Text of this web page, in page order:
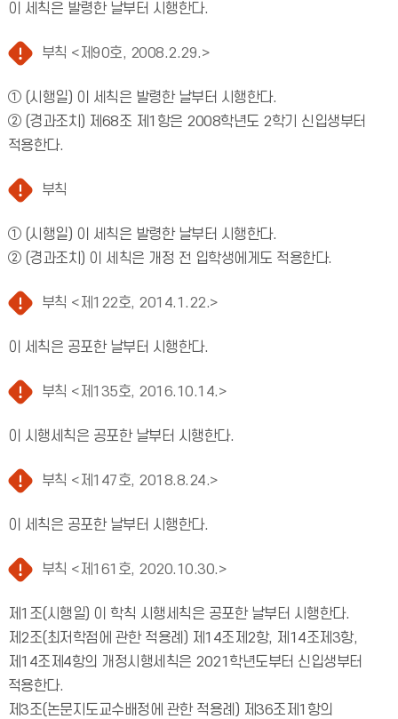
이 세칙은 발령한 날부터 시행한다.
부칙 <제90호, 2008.2.29.>
① (시행일) 이 세칙은 발령한 날부터 시행한다.
② (경과조치) 제68조 제1항은 2008학년도 2학기 신입생부터
적용한다.
부칙
① (시행일) 이 세칙은 발령한 날부터 시행한다.
② (경과조치) 이 세칙은 개정 전 입학생에게도 적용한다.
부칙 <제122호, 2014.1.22.>
이 세칙은 공포한 날부터 시행한다.
부칙 <제135호, 2016.10.14.>
이 시행세칙은 공포한 날부터 시행한다.
부칙 <제147호, 2018.8.24.>
이 세칙은 공포한 날부터 시행한다.
부칙 <제161호, 2020.10.30.>
제1조(시행일) 이 학칙 시행세칙은 공포한 날부터 시행한다.
제2조(최저학점에 관한 적용례) 제14조제2항, 제14조제3항,
제14조제4항의 개정시행세칙은 2021학년도부터 신입생부터
적용한다.
제3조(논문지도교수배정에 관한 적용례) 제36조제1항의